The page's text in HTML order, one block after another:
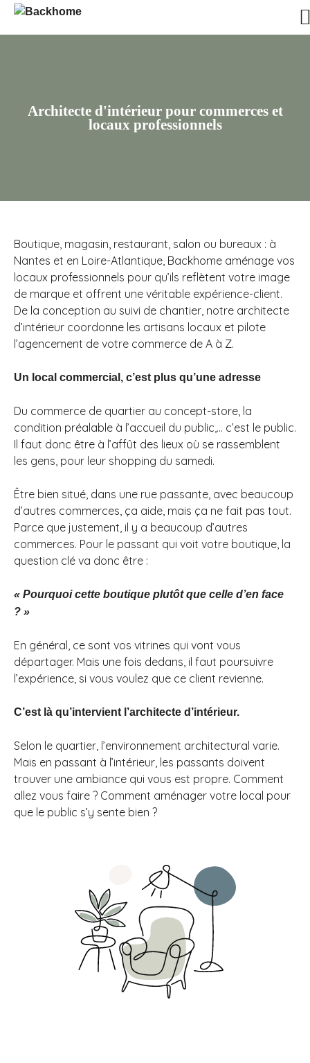
Architecte d'intérieur pour commerces et
locaux professionnels
Boutique, magasin, restaurant, salon ou bureaux : à
Nantes et en Loire-Atlantique, Backhome aménage vos
locaux professionnels pour qu’ils reflètent votre image
de marque et offrent une véritable expérience-client.
De la conception au suivi de chantier, notre architecte
d’intérieur coordonne les artisans locaux et pilote
l’agencement de votre commerce de A à Z.
Un local commercial, c’est plus qu’une adresse
Du commerce de quartier au concept-store, la
condition préalable à l’accueil du public,… c’est le public.
Il faut donc être à l’affût des lieux où se rassemblent
les gens, pour leur shopping du samedi.
Être bien situé, dans une rue passante, avec beaucoup
d’autres commerces, ça aide, mais ça ne fait pas tout.
Parce que justement, il y a beaucoup d’autres
commerces. Pour le passant qui voit votre boutique, la
question clé va donc être :
« Pourquoi cette boutique plutôt que celle d’en face
? »
En général, ce sont vos vitrines qui vont vous
départager. Mais une fois dedans, il faut poursuivre
l’expérience, si vous voulez que ce client revienne.
C’est là qu’intervient l’architecte d’intérieur.
Selon le quartier, l’environnement architectural varie.
Mais en passant à l’intérieur, les passants doivent
trouver une ambiance qui vous est propre. Comment
allez vous faire ? Comment aménager votre local pour
que le public s’y sente bien ?